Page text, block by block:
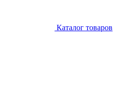
Каталог товаров